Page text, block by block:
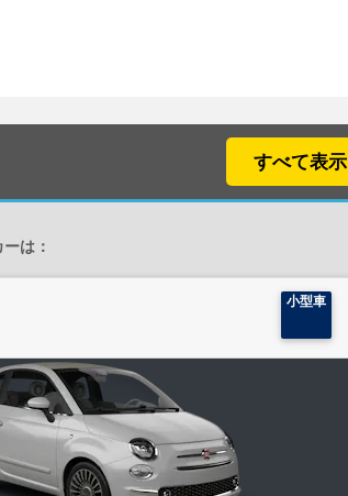
すべて表示
は：
小型車